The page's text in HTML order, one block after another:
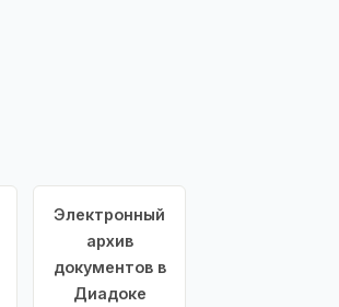
Электронный
архив
документов в
Диадоке